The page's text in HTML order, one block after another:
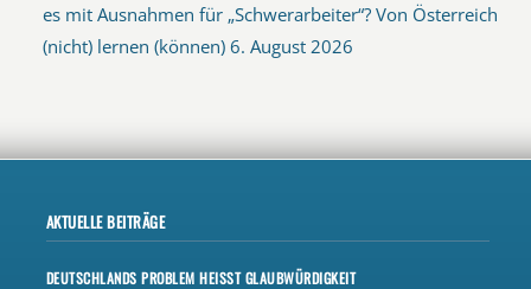
es mit Ausnahmen für „Schwerarbeiter“? Von Österreich
(nicht) lernen (können) 6. August 2026
AKTUELLE BEITRÄGE
DEUTSCHLANDS PROBLEM HEISST GLAUBWÜRDIGKEIT